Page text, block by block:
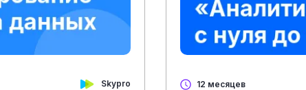
Skypro 12 месяцев